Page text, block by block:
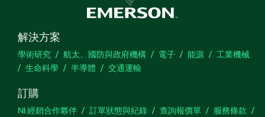
解決方案
學術研究 航太、國防與政府機構 電子 能源
工業機械
生命科學
半導體 交通運輸
訂購
NI 經銷合作夥伴 訂單狀態與紀錄 查詢報價單
服務條款